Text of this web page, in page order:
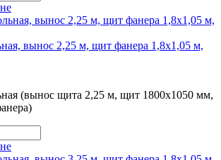
вынос 2,25 м, щит фанера 1,8х1,05 м,
(вынос щита 2,25 м, щит 1800х1050 мм,